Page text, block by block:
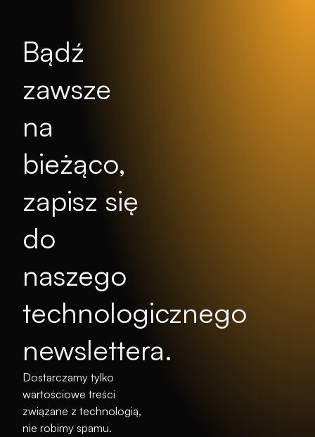
Bądź
zawsze
na
bieżąco,
zapisz się
do
naszego
technologicznego
newslettera.
Dostarczamy tylko
wartościowe treści
związane z technologią,
nie robimy spamu.